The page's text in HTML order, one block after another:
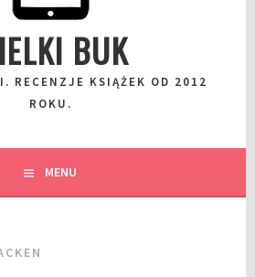
BUK
RECENZJE KSIĄŻEK OD 2012
ROKU.
MENU